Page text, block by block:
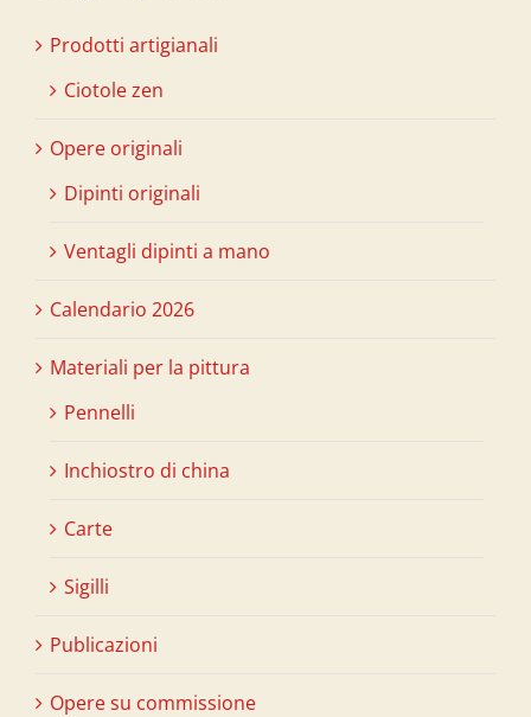
Prodotti artigianali
Ciotole zen
Opere originali
Dipinti originali
Ventagli dipinti a mano
Calendario 2026
Materiali per la pittura
Pennelli
Inchiostro di china
Carte
Sigilli
Publicazioni
Opere su commissione